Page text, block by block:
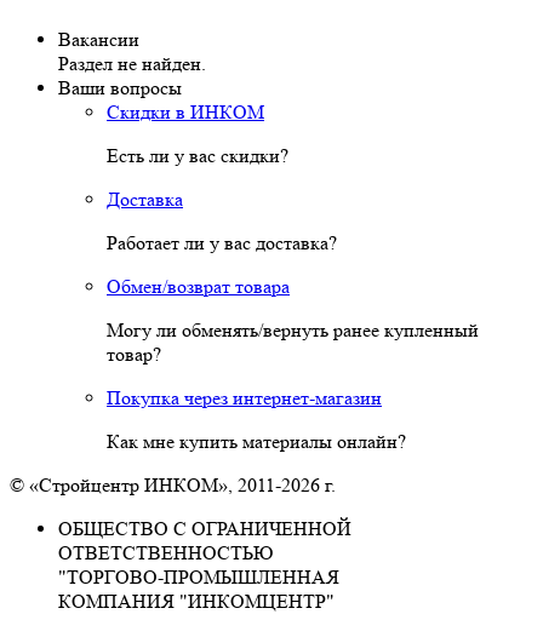
Вакансии
Раздел не найден.
Ваши вопросы
Скидки в ИНКОМ
Есть ли у вас скидки?
Доставка
Работает ли у вас доставка?
Обмен/возврат товара
Могу ли обменять/вернуть ранее купленный
товар?
Покупка через интернет-магазин
Как мне купить материалы онлайн?
© «Стройцентр ИНКОМ», 2011-2026 г.
ОБЩЕСТВО С ОГРАНИЧЕННОЙ
ОТВЕТСТВЕННОСТЬЮ
"ТОРГОВО-ПРОМЫШЛЕННАЯ
КОМПАНИЯ "ИНКОМЦЕНТР"